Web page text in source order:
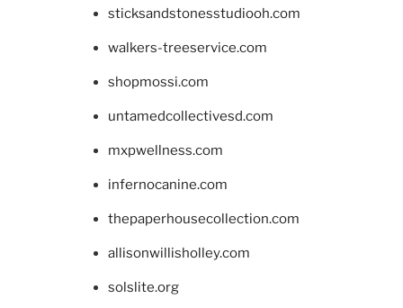
sticksandstonesstudiooh.com
walkers-treeservice.com
shopmossi.com
untamedcollectivesd.com
mxpwellness.com
infernocanine.com
thepaperhousecollection.com
allisonwillisholley.com
solslite.org